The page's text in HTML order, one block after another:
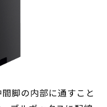
脚の内部に通すこと